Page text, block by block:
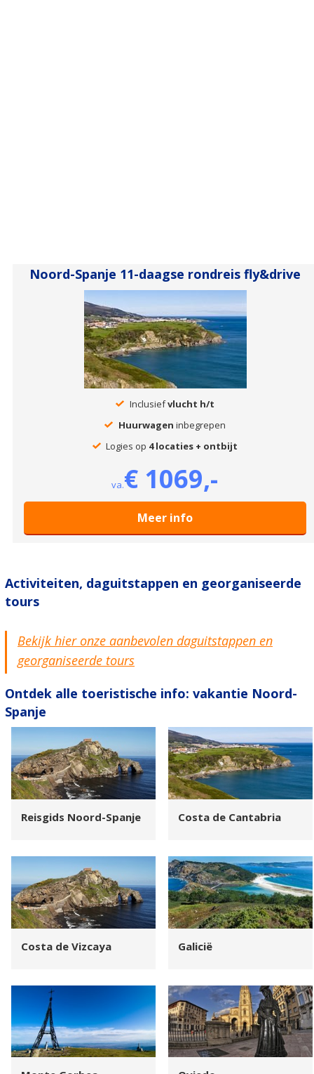
Noord-Spanje 11-daagse rondreis fly&drive
Inclusiefvlucht h/t
Huurwagen inbegrepen
Logies op 4 locaties + ontbijt
va.€ 1069,-
Meer info
Activiteiten, daguitstappen en georganiseerde
tours
Bekijk hier onze aanbevolen daguitstappen en
georganiseerde tours
Ontdek alle toeristische info: vakantie Noord-
Spanje
Reisgids Noord-Spanje Costa de Cantabria
Costa de Vizcaya Galicië